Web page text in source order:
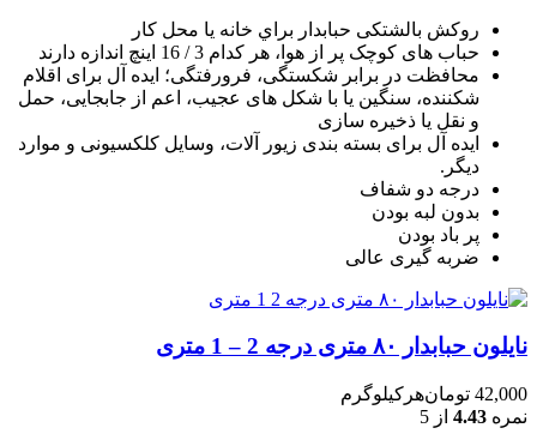
روکش بالشتکی حبابدار براي خانه يا محل کار
حباب های کوچک پر از هوا، هر کدام 3 / 16 اينچ اندازه دارند
محافظت در برابر شکستگی، فرورفتگی؛ ايده آل برای اقلام
شکننده، سنگين يا با شکل های عجيب، اعم از جابجايی، حمل
و نقل يا ذخيره سازی
ایده آل برای بسته بندی زیور آلات، وسایل کلکسیونی و موارد
دیگر.
درجه دو شفاف
بدون لبه بودن
پر باد بودن
ضربه گیری عالی
نایلون حبابدار ۸۰ متری درجه 2 – 1 متری
42,000 تومانهرکیلوگرم
نمره 4.43 از 5